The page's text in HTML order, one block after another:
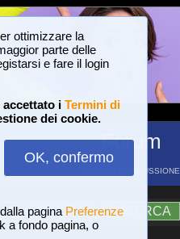
ottimizzare la
parte delle
e fare il login
accettato i Termini di
dei cookie.
OK, confermo
pagina Preferenze
a fondo pagina, o
Forum
FORUM DI DISCUSSIONE
A ?AIUTO RICERCA